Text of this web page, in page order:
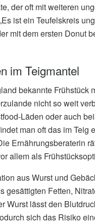
der oft mit weiteren
ist ein Teufelskreis
mit dem ersten Donut
im Teigmantel
bekannte Frühstück
nicht so weit
Läden oder auch
man oft das im Teig
Ernährungsberaterin
allem als
aus Wurst und
gesättigten Fetten,
Wurst lässt den
sich das Risiko